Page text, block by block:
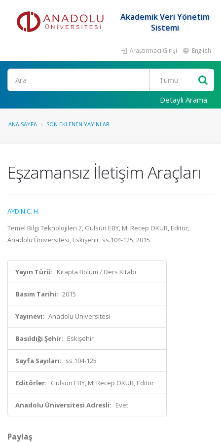
Akademik Veri Yönetim
Sistemi
Araştırmacı Girişi English
Ara
Detaylı Arama
ANA SAYFA SON EKLENEN YAYINLAR
Eşzamansız İletişim Araçları
AYDIN C. H.
Temel Bilgi Teknolojileri 2, Gülsün EBY, M. Recep OKUR, Editör,
Anadolu Üniversitesi, Eskişehir, ss.104-125, 2015
Yayın Türü: Kitapta Bölüm / Ders Kitabı
Basım Tarihi: 2015
Yayınevi: Anadolu Üniversitesi
Basıldığı Şehir: Eskişehir
Sayfa Sayıları: ss.104-125
Editörler: Gülsün EBY, M. Recep OKUR, Editör
Anadolu Üniversitesi Adresli: Evet
Paylaş